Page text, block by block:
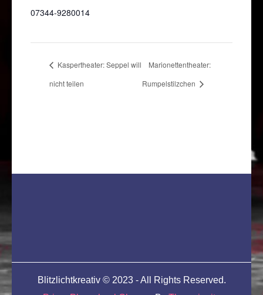
07344-9280014
Kaspertheater: Seppel will
nicht teilen
Marionettentheater:
Rumpelstilzchen
Blitzlichtkreativ © 2023 - All Rights Reserved.